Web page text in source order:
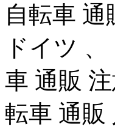
自転車
ドイツ
車 通販
転車 通販